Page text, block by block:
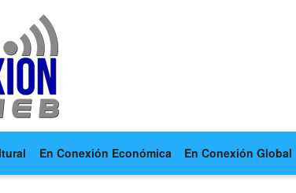
En Conexión Económica En Conexión Global